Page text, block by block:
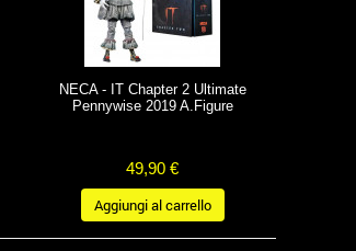
NECA - IT Chapter 2 Ultimate
Pennywise 2019 A.Figure
49,90 €
Aggiungi al carrello